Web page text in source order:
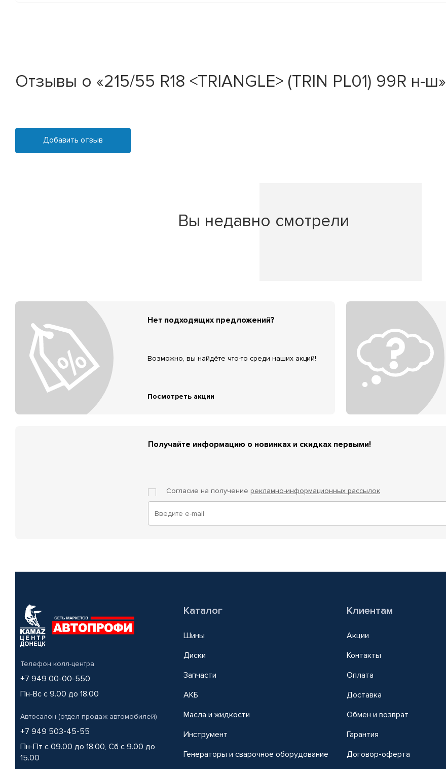
Отзывы о «215/55 R18 <TRIANGLE> (TRIN PL01) 99R н-ш»
Добавить отзыв
Вы недавно смотрели
Нет подходящих предложений?
Возможно, вы найдёте что-то среди наших акций!
Посмотреть акции
Получайте информацию о новинках и скидках первыми!
Согласие на получение рекламно-информационных рассылок
Телефон колл-центра
+7 949 00-00-550
Пн-Вс с 9.00 до 18.00
Автосалон (отдел продаж автомобилей)
+7 949 503-45-55
Пн-Пт с 09.00 до 18.00, Сб с 9.00 до
15.00
Каталог
Шины
Диски
Запчасти
АКБ
Масла и жидкости
Инструмент
Генераторы и сварочное оборудование
Клиентам
Акции
Контакты
Оплата
Доставка
Обмен и возврат
Гарантия
Договор-оферта